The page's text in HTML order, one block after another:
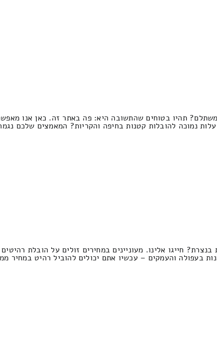
תהיו בטוחים שהתשובה היא: פה באתר זה. כאן אנו
נמוכה להובלות קטנות בחיפה והקריות? המאמצים שלכם
בנצרת? חייגו אלינו. מעוניינים במחירים זולים על הובלת
בעפולה והעמקים – עכשיו אתם יכולים להוביל רהיט